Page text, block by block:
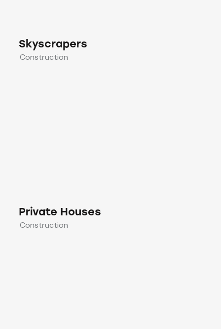
Skyscrapers
Construction
Private Houses
Construction